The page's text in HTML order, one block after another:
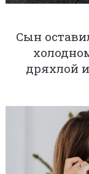
Сын
дряхлой